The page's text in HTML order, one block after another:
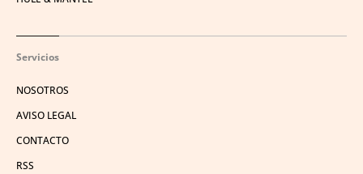
Servicios
NOSOTROS
AVISO LEGAL
CONTACTO
RSS